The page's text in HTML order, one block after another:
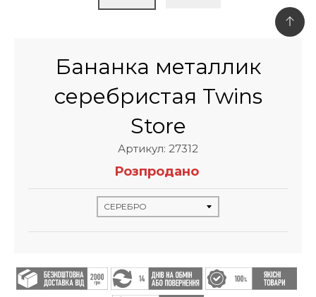
Бананка металлик
серебристая Twins
Store
Артикул: 27312
Розпродано